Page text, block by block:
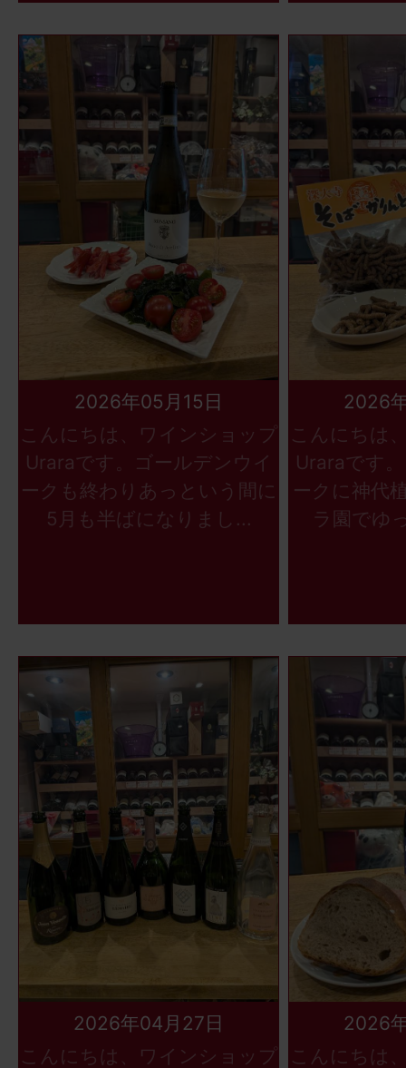
2026年05月15日
こんにちは、ワインショップ
Uraraです。ゴールデンウイ
ークも終わりあっという間に
5月も半ばになりまし...
2026
こんにちは
Uraraです
ークに神代
ラ園でゆ
2026年04月27日
こんにちは、ワインショップ
2026
こんにちは